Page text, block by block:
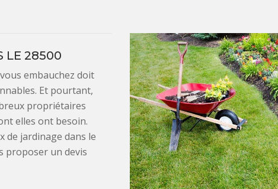
LE 28500
embauchez doit
Et pourtant,
propriétaires
elles ont besoin.
de jardinage dans le
proposer un devis